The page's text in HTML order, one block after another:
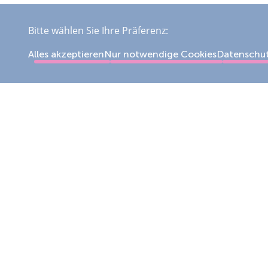
Bitte wählen Sie Ihre Präferenz:
Alles akzeptierenNur notwendige Cookies